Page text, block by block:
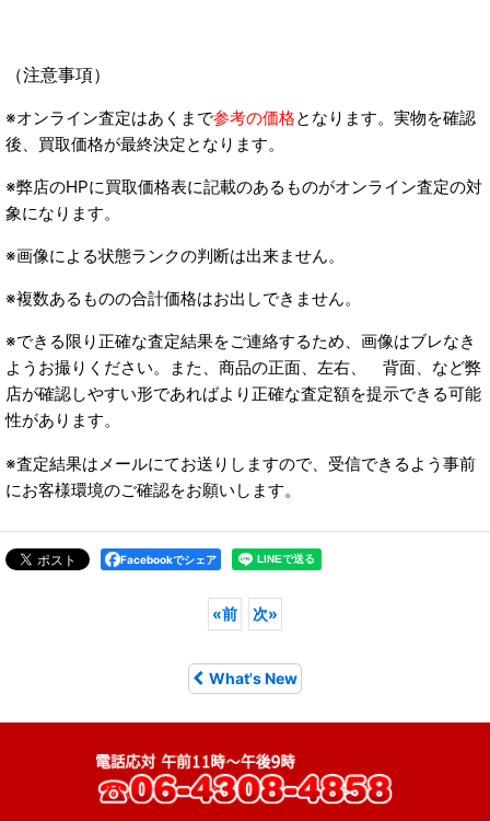
（注意事項）
※オンライン査定はあくまで参考の価格となります。実物を確認
後、買取価格が最終決定となります。
※弊店のHPに買取価格表に記載のあるものがオンライン査定の対
象になります。
※画像による状態ランクの判断は出来ません。
※複数あるものの合計価格はお出しできません。
※できる限り正確な査定結果をご連絡するため、画像はブレなき
ようお撮りください。また、商品の正面、左右、 背面、など弊
店が確認しやすい形であればより正確な査定額を提示できる可能
性があります。
※査定結果はメールにてお送りしますので、受信できるよう事前
にお客様環境のご確認をお願いします。
Facebookでシェア
«前 次»
What's New